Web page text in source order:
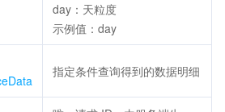
day：天粒度
示例值：day
指定条件查询得到的数据明细